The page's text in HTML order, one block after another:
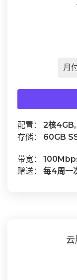
月
配置： 2核4GB,
存储： 60GB
带宽：
赠送： 每4周一